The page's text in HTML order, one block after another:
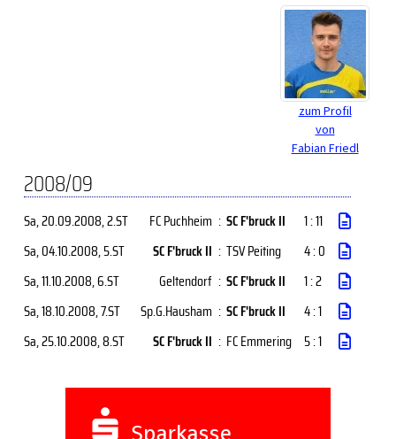
zum Profil
von
Fabian Friedl
2008/09
Sa, 20.09.2008, 2.ST FC Puchheim : SC F'bruck II
1 : 11
Sa, 04.10.2008, 5.ST SC F'bruck II : TSV Peiting
4 : 0
Sa, 11.10.2008, 6.ST Geltendorf : SC F'bruck II
1 : 2
Sa, 18.10.2008, 7.ST Sp.G.Hausham : SC F'bruck II
4 : 1
Sa, 25.10.2008, 8.ST SC F'bruck II : FC Emmering 5 : 1